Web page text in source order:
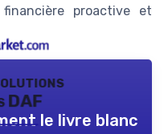
proactive et
DAF
le livre blanc